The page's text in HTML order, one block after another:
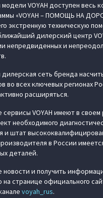
VOYAH доступен весь
«VOYAH – ПОМОЩЬ НА
экстренную техническую
дилерский центр
непредвиденных и
сеть бренда
во всех ключевых регионах
расширяться.
VOYAH имеют в своем
необходимого
и штат
в России
деталей.
новости и получить
странице официального
voyah_rus.